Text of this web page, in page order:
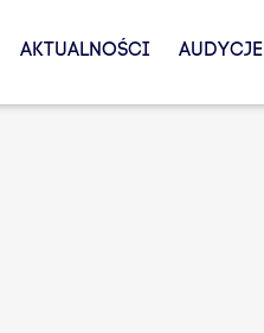
AKTUALNOŚCI AUDYCJE